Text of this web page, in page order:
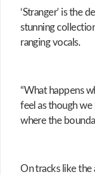
‘Stranger’ is the
stunning
ranging vocals.
“What happens
feel as though
where the
On tracks like the